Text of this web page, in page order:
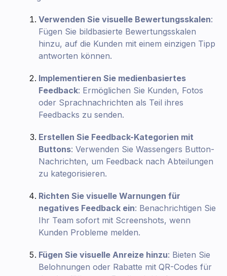
Verwenden Sie visuelle Bewertungsskalen:
Fügen Sie bildbasierte Bewertungsskalen
hinzu, auf die Kunden mit einem einzigen Tipp
antworten können.
Implementieren Sie medienbasiertes
Feedback: Ermöglichen Sie Kunden, Fotos
oder Sprachnachrichten als Teil ihres
Feedbacks zu senden.
Erstellen Sie Feedback-Kategorien mit
Buttons: Verwenden Sie Wassengers Button-
Nachrichten, um Feedback nach Abteilungen
zu kategorisieren.
Richten Sie visuelle Warnungen für
negatives Feedback ein: Benachrichtigen Sie
Ihr Team sofort mit Screenshots, wenn
Kunden Probleme melden.
Fügen Sie visuelle Anreize hinzu: Bieten Sie
Belohnungen oder Rabatte mit QR-Codes für